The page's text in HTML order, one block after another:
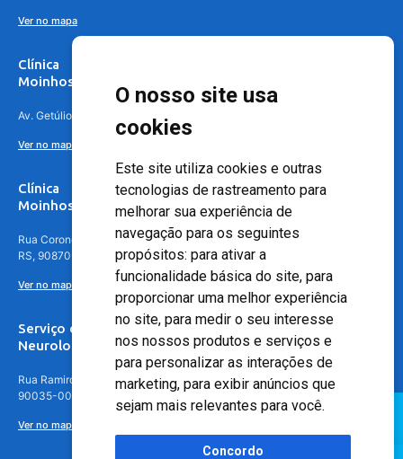
O nosso site usa
cookies
Este site utiliza cookies e outras
tecnologias de rastreamento para
melhorar sua experiência de
navegação para os seguintes
propósitos: para ativar a
funcionalidade básica do site, para
proporcionar uma melhor experiência
no site, para medir o seu interesse
nos nossos produtos e serviços e
para personalizar as interações de
marketing, para exibir anúncios que
sejam mais relevantes para você.
Concordo
Ver no mapa
Clínica
Moinhos de Vento Canoas
Av. Getúlio Vargas, 4841 – Centro, Canoas – RS, 92010-010
Ver no mapa
Clínica
Moinhos de Vento - Teresópolis
Rua Coronel Aparício Borges, 250 - 3º andar - Teresópolis, Porto Alegre -
RS, 90870-016
Ver no mapa
Serviço de
Neurologia
Rua Ramiro Barcelos, 630 – 5º andar – Floresta, Porto Alegre – RS,
90035-001
Ver no mapa